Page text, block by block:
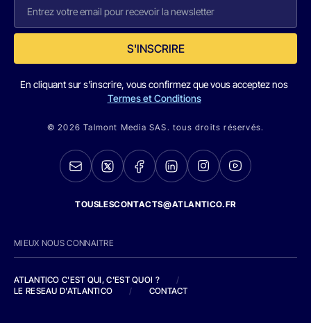
S'INSCRIRE
En cliquant sur s'inscrire, vous confirmez que vous acceptez nos
Termes et Conditions
© 2026 Talmont Media SAS. tous droits réservés.
TOUSLESCONTACTS@ATLANTICO.FR
MIEUX NOUS CONNAITRE
ATLANTICO C'EST QUI, C'EST QUOI ?
/
LE RESEAU D'ATLANTICO
/ CONTACT